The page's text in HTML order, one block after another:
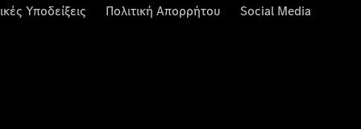
Υποδείξεις Πολιτική Απορρήτου Social Media